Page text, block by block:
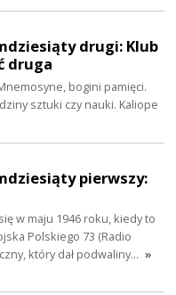
drugi: Klub
druga
bogini pamięci.
sztuki czy nauki. Kaliope
pierwszy:
w maju 1946 roku, kiedy to
Polskiego 73 (Radio
który dał podwaliny… »